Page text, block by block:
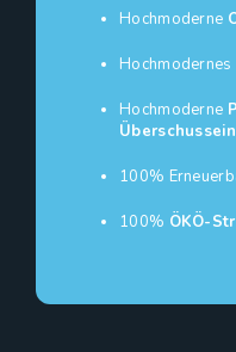
Hochmoderne
Hochmodernes
Hochmoderne
100%
100% ÖKÖ-